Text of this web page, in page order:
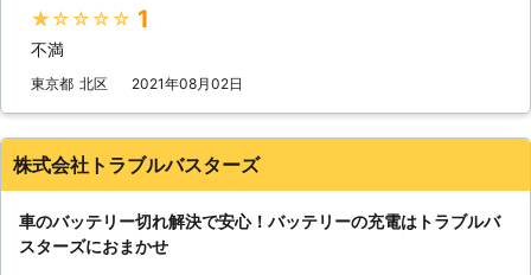
救護車を用意（以後ジャンプスタータ
ーで統一） ②ジャンプスターターを
ブースターケーブルでバッテリーに繋
ぐ ③ジャンプスターターでバッテリ
ーにエンジンがかかる程度の電気を送
り込む ④エンジンが動き出す 「え、
い」 このような症状が出た際は、車
ー上がりの対処をおこなうこともでき
専門の業者に依頼するのがおすすめで
★★★★★ 1
不満
東京都 北区 2021年08月02日
株式会社トラブルバスターズ
車のバッテリー切れ解決で安心！バッテリーの充電はトラブルバ
スターズにおまかせ